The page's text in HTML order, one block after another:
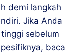
demi langkah
Jika Anda
sebelum
baca